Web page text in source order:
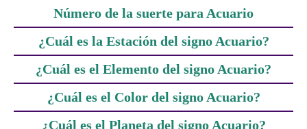
Número de la suerte para Acuario
¿Cuál es la Estación del signo Acuario?
¿Cuál es el Elemento del signo Acuario?
¿Cuál es el Color del signo Acuario?
¿Cuál es el Planeta del signo Acuario?